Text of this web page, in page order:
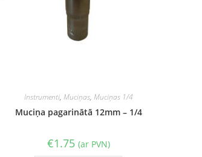
Instrumenti, Muciņas, Muciņas 1/4
Muciņa pagarinātā 12mm – 1/4
€1.75 (ar PVN)